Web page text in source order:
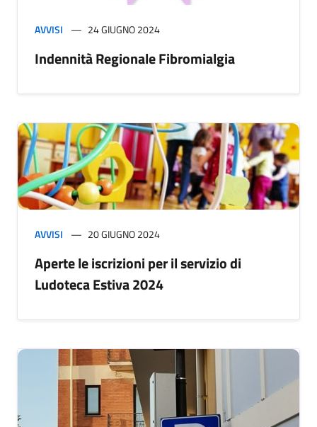
AVVISI 24 GIUGNO 2024
Indennità Regionale Fibromialgia
AVVISI 20 GIUGNO 2024
Aperte le iscrizioni per il servizio di
Ludoteca Estiva 2024